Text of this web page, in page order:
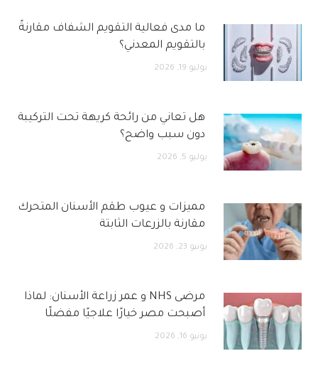
ما مدى فعالية التقويم الشفاف مقارنةً
بالتقويم المعدني؟
يوليو 19, 2026
هل تعاني من رائحة كريهة تحت التركيبة
دون سبب واضح؟
يوليو 5, 2026
مميزات و عيوب طقم الأسنان المتحرك
مقارنة بالزرعات الثابتة
يونيو 23, 2026
مرضى NHS و عمر زراعة الأسنان: لماذا
أصبحت مصر خيارًا علاجيًا مفضلًا
يونيو 16, 2026